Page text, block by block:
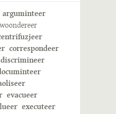
arguminteer
correspondeer
discrimineer
evacueer
executeer